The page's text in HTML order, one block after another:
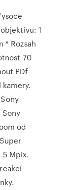
1
* Rozsah
70
PDf
od
5 Mpix.